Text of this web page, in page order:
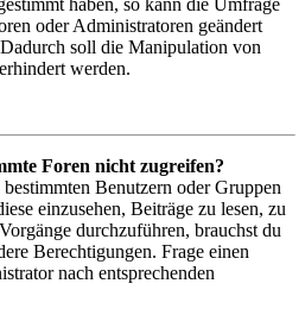
oder Administratoren geändert
soll die Manipulation von
werden.
Foren nicht zugreifen?
Benutzern oder Gruppen
einzusehen, Beiträge zu lesen, zu
durchzuführen, brauchst du
Berechtigungen. Frage einen
nach entsprechenden